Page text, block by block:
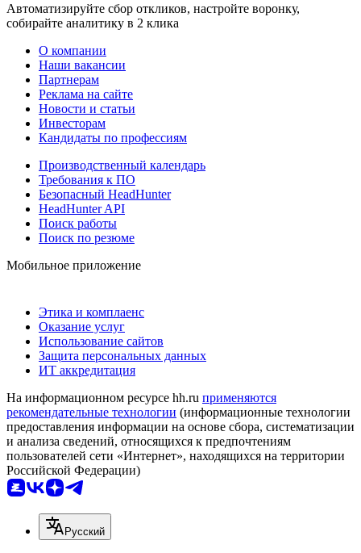
Автоматизируйте сбор откликов, настройте воронку,
собирайте аналитику в 2 клика
О компании
Наши вакансии
Партнерам
Реклама на сайте
Новости и статьи
Инвесторам
Кандидаты по профессиям
Производственный календарь
Требования к ПО
Безопасный HeadHunter
HeadHunter API
Поиск работы
Поиск по резюме
Мобильное приложение
Этика и комплаенс
Оказание услуг
Использование сайтов
Защита персональных данных
ИТ аккредитация
На информационном ресурсе hh.ru применяются
рекомендательные технологии (информационные технологии
предоставления информации на основе сбора, систематизации
и анализа сведений, относящихся к предпочтениям
пользователей сети «Интернет», находящихся на территории
Российской Федерации)
Русский